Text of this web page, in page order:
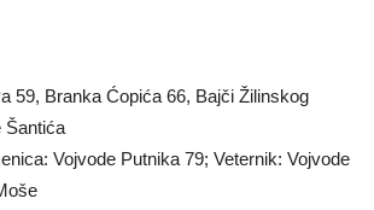
59, Branka Ćopića 66, Bajči Žilinskog
Šantića
Vojvode Putnika 79; Veternik: Vojvode